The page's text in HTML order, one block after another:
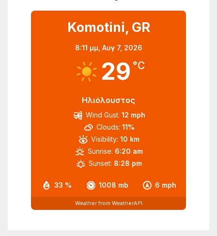
Komotini, GR
8:11 μμ, Αυγ 7, 2026
29 °C
Ηλιόλουστος
33 % 1008 mb 6 mph
Wind Gust: 12 mph
Clouds: 11%
Visibility: 10 km
Sunrise: 6:20 am
Sunset: 8:28 pm
Weather from WeatherAPI